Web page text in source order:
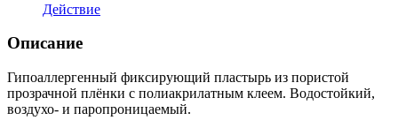
Действие
Описание
Гипоаллергенный фиксирующий пластырь из пористой
прозрачной плёнки с полиакрилатным клеем. Водостойкий,
воздухо- и паропроницаемый.